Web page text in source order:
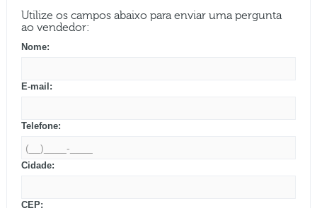
Utilize os campos abaixo para enviar uma pergunta
ao vendedor:
Nome:
E-mail:
Telefone:
Cidade:
CEP: